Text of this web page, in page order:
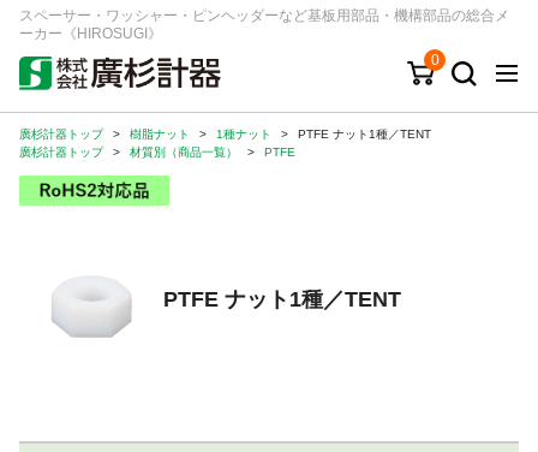
スペーサー・ワッシャー・ピンヘッダーなど基板用部品・機構部品の総合メ
ーカー《HIROSUGI》
0
キーワード 品番/シリーズ
商品カテゴリから探す
ジャンルから探す
シリーズから探す
ご利用ガイド
廣杉計器トップ > 樹脂ナット > 1種ナット >
PTFE ナット1種／TENT
廣杉計器トップ
> 材質別（商品一覧） > PTFE
PTFE ナット1種／TENT